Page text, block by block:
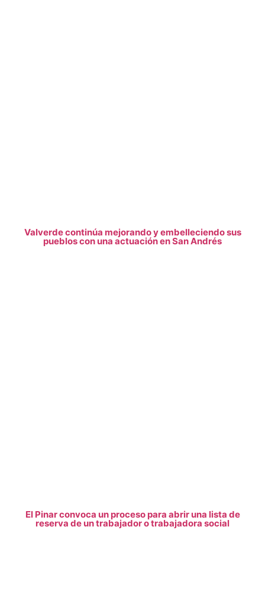
Valverde continúa mejorando y embelleciendo sus
pueblos con una actuación en San Andrés
El Pinar convoca un proceso para abrir una lista de
reserva de un trabajador o trabajadora social